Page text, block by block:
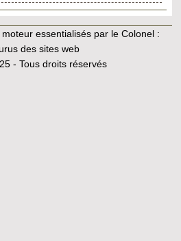
essentialisés par le Colonel :
des sites web
- Tous droits réservés